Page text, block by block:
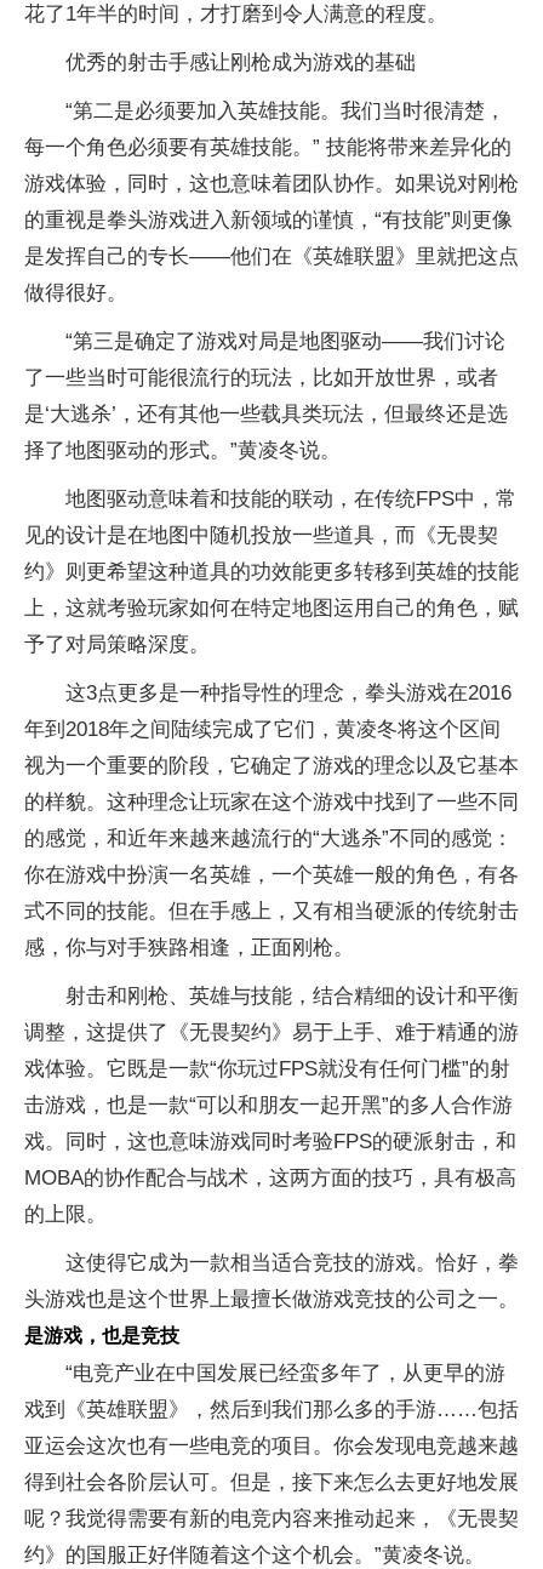
花了1年半的时间，才打磨到令人满意的程度。
优秀的射击手感让刚枪成为游戏的基础
“第二是必须要加入英雄技能。我们当时很清楚，
每一个角色必须要有英雄技能。” 技能将带来差异化的
游戏体验，同时，这也意味着团队协作。如果说对刚枪
的重视是拳头游戏进入新领域的谨慎，“有技能”则更像
是发挥自己的专长——他们在《英雄联盟》里就把这点
做得很好。
“第三是确定了游戏对局是地图驱动——我们讨论
了一些当时可能很流行的玩法，比如开放世界，或者
是‘大逃杀’，还有其他一些载具类玩法，但最终还是选
择了地图驱动的形式。”黄凌冬说。
地图驱动意味着和技能的联动，在传统FPS中，常
见的设计是在地图中随机投放一些道具，而《无畏契
约》则更希望这种道具的功效能更多转移到英雄的技能
上，这就考验玩家如何在特定地图运用自己的角色，赋
予了对局策略深度。
这3点更多是一种指导性的理念，拳头游戏在2016
年到2018年之间陆续完成了它们，黄凌冬将这个区间
视为一个重要的阶段，它确定了游戏的理念以及它基本
的样貌。这种理念让玩家在这个游戏中找到了一些不同
的感觉，和近年来越来越流行的“大逃杀”不同的感觉：
你在游戏中扮演一名英雄，一个英雄一般的角色，有各
式不同的技能。但在手感上，又有相当硬派的传统射击
感，你与对手狭路相逢，正面刚枪。
射击和刚枪、英雄与技能，结合精细的设计和平衡
调整，这提供了《无畏契约》易于上手、难于精通的游
戏体验。它既是一款“你玩过FPS就没有任何门槛”的射
击游戏，也是一款“可以和朋友一起开黑”的多人合作游
戏。同时，这也意味游戏同时考验FPS的硬派射击，和
MOBA的协作配合与战术，这两方面的技巧，具有极高
的上限。
这使得它成为一款相当适合竞技的游戏。恰好，拳
头游戏也是这个世界上最擅长做游戏竞技的公司之一。
是游戏，也是竞技
“电竞产业在中国发展已经蛮多年了，从更早的游
戏到《英雄联盟》，然后到我们那么多的手游……包括
亚运会这次也有一些电竞的项目。你会发现电竞越来越
得到社会各阶层认可。但是，接下来怎么去更好地发展
呢？我觉得需要有新的电竞内容来推动起来，《无畏契
约》的国服正好伴随着这个这个机会。”黄凌冬说。